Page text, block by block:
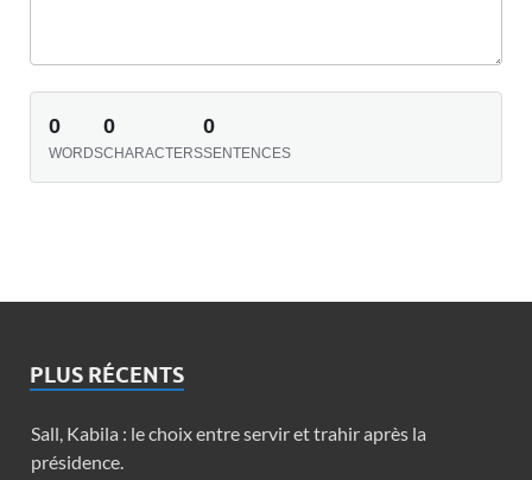
0
WORDS
0
CHARACTERS
0
SENTENCES
PLUS RÉCENTS
Sall, Kabila : le choix entre servir et trahir après la
présidence.